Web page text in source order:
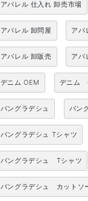
アパレル 仕入れ 卸売市場
アパレル 卸問屋 アパ
アパレル 卸販売 アパ
デニム OEM デニム
バングラデシュ バン
バングラデシュ Tシャツ
バングラデシュ Tシャツ
バングラデシュ カットソ